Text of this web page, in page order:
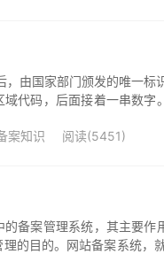
，由国家部门颁发的唯一标
代码，后面接着一串数字
主办单位信息等。
案知识 阅读(5451)
备案管理系统，其主要作
的目的。网站备案系统，